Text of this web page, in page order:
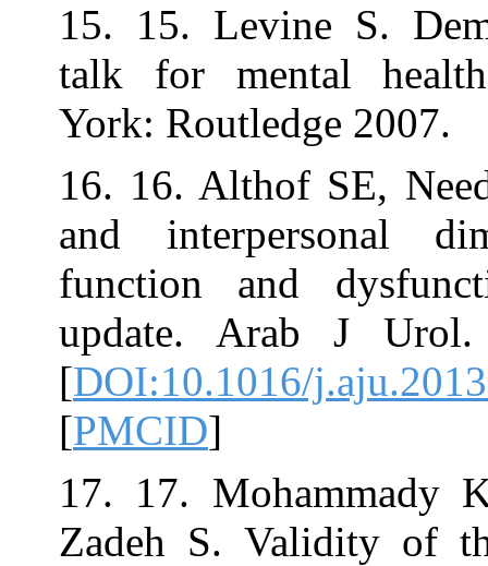
15. 15.
talk for
York:
16. 16. Althof
and
function
update. Arab
[DOI:10.1016/
[PMCID
17. 17.
Zadeh S.